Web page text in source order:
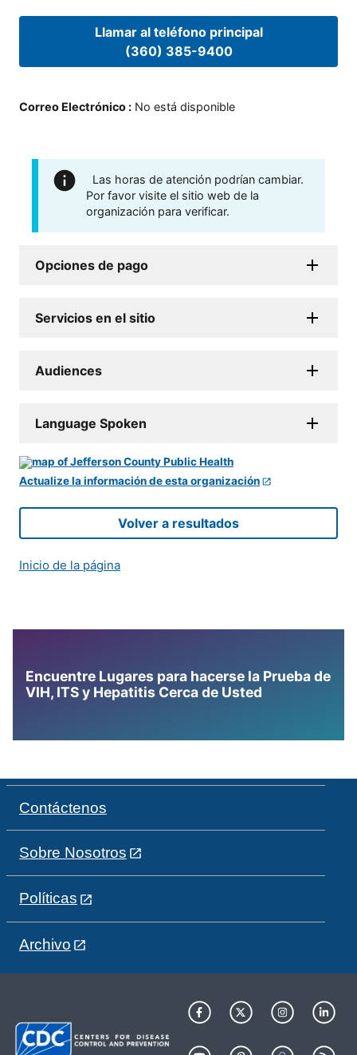
Llamar al teléfono principal
(360) 385-9400
Correo Electrónico : No está disponible
Las horas de atención podrían cambiar.
Por favor visite el sitio web de la
organización para verificar.
Opciones de pago
Servicios en el sitio
Audiences
Language Spoken
Actualize la información de esta organización
Volver a resultados
Inicio de la página
Encuentre Lugares para hacerse la Prueba de
VIH, ITS y Hepatitis Cerca de Usted
Contáctenos
Sobre Nosotros
Políticas
Archivo